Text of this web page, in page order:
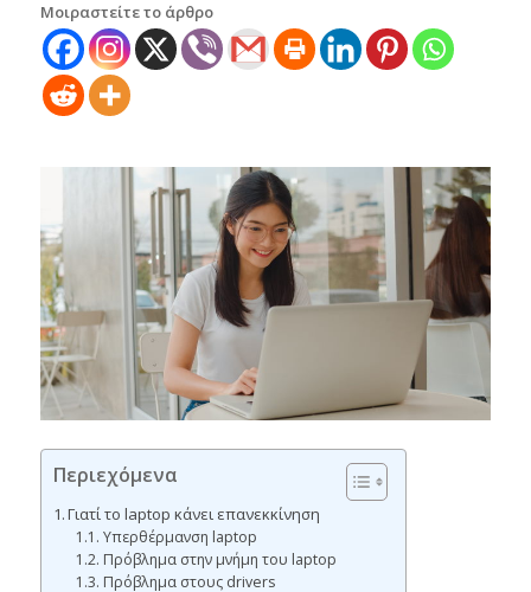
Μοιραστείτε το άρθρο
Περιεχόμενα
Γιατί το laptop κάνει επανεκκίνηση
Υπερθέρμανση laptop
Πρόβλημα στην μνήμη του laptop
Πρόβλημα στους drivers